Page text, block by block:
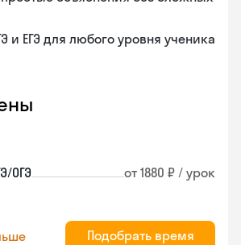
и ЕГЭ для любого уровня ученика
ОГЭ от 1880 ₽ / урок
Подобрать время